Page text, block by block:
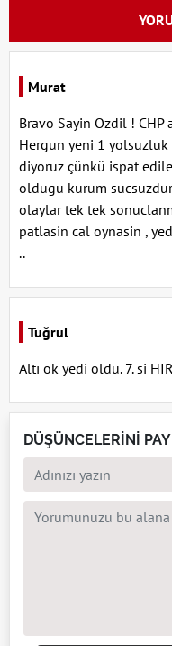
Murat
Bravo Sayin Ozdil !
Hergun yeni 1
diyoruz çünkü ispat
oldugu kurum
olaylar tek tek
patlasin cal oynasin ,
..
Tuğrul
Altı ok yedi oldu. 7. si
DÜŞÜNCELERİNİ